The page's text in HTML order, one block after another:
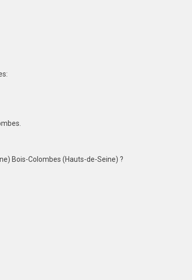
Bois-Colombes (Hauts-de-Seine) ?